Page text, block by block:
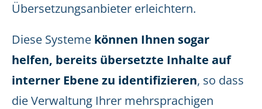
Übersetzungsanbieter erleichtern.
Diese Systeme können Ihnen sogar
helfen, bereits übersetzte Inhalte auf
interner Ebene zu identifizieren, so dass
die Verwaltung Ihrer mehrsprachigen